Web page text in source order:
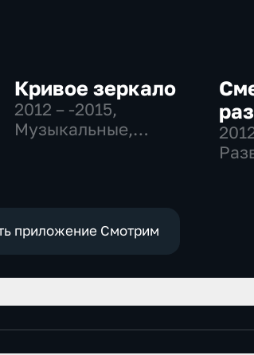
Кривое зеркало
2012 – -2015,
Музыкальные,
приложение Смотрим